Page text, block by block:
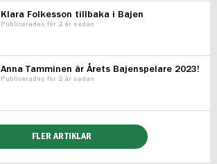
Klara Folkesson tillbaka i Bajen
Publicerades för 2 år sedan
Anna Tamminen är Årets Bajenspelare 2023!
Publicerades för 2 år sedan
FLER ARTIKLAR